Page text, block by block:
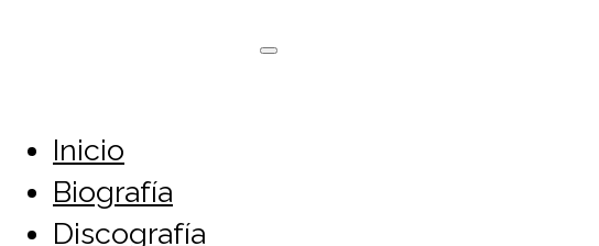
Inicio
Biografía
Discografía